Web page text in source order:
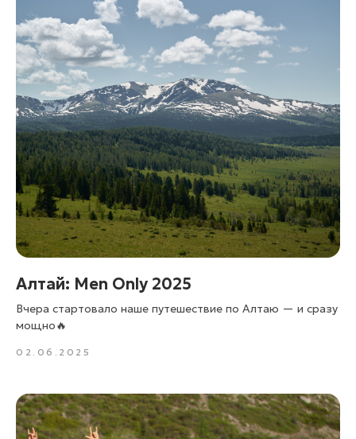
Алтай: Men Only 2025
Вчера стартовало наше путешествие по Алтаю — и сразу
мощно🔥
02.06.2025